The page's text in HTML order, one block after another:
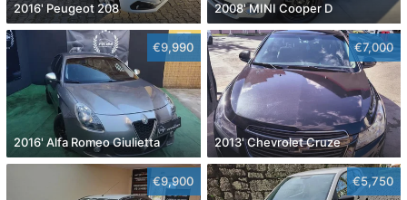
2016' Peugeot 208 2008' MINI Cooper D
€9,990
2016' Alfa Romeo Giulietta
€7,000
2013' Chevrolet Cruze
€9,900 €5,750